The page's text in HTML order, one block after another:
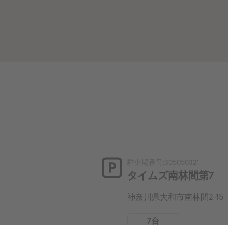
タイムズ南林間第7
神奈川県大和市南林間2-15
7台